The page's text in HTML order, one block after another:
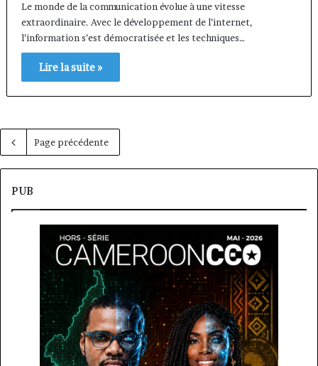
Le monde de la communication évolue à une vitesse
extraordinaire. Avec le développement de l’internet,
l’information s’est démocratisée et les techniques…
Lire la suite »
Page précédente
PUB